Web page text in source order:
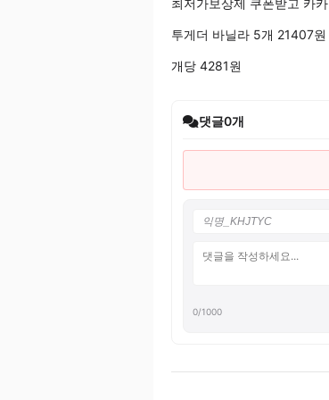
투게더 바닐라 5개 21407원
개당 4281원
댓글0개
0/1000